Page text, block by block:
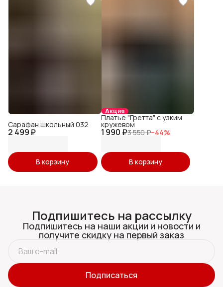
2 499 ₽
Сарафан школьный 032
В корзину
Акция
1 990 ₽3 550 ₽−44%
Платье "Гретта" с узким
кружевом
В корзину
Подпишитесь на рассылку
Подпишитесь на наши акции и новости и
получите скидку на первый заказ
Подписаться